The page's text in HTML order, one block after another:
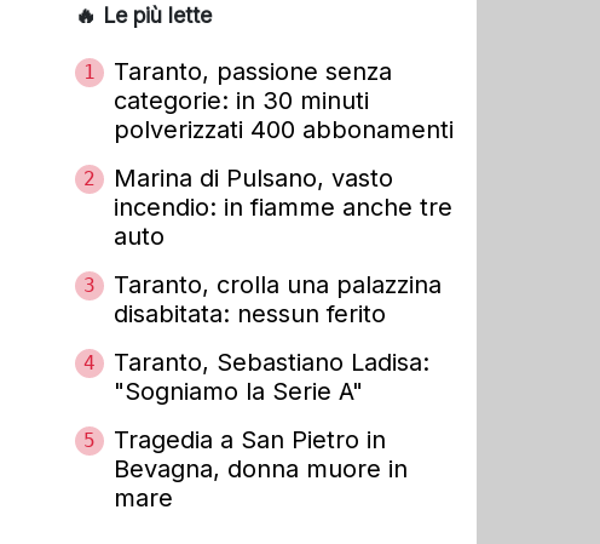
🔥 Le più lette
1
Taranto, passione senza
categorie: in 30 minuti
polverizzati 400 abbonamenti
2
Marina di Pulsano, vasto
incendio: in fiamme anche tre
auto
3
Taranto, crolla una palazzina
disabitata: nessun ferito
4
Taranto, Sebastiano Ladisa:
"Sogniamo la Serie A"
5
Tragedia a San Pietro in
Bevagna, donna muore in
mare